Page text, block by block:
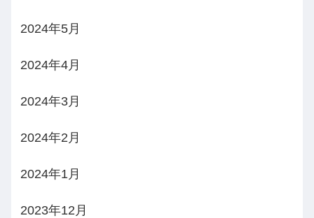
2024年5月
2024年4月
2024年3月
2024年2月
2024年1月
2023年12月